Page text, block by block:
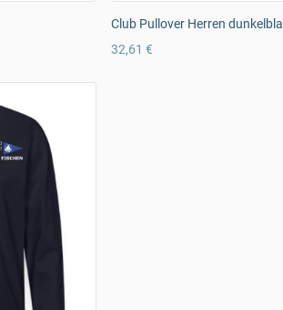
Club Pullover Herren
32,61 €